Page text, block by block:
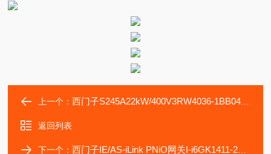
上一个：西门子S245A22kW/400V3RW4036-1BB04软起动器模块
返回列表
下一个：西门子IE/AS-iLink PNiO网关I-i6GK1411-2AB10模块